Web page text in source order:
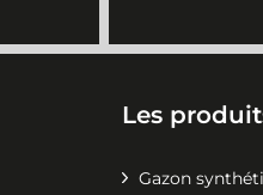
Les
Gazon